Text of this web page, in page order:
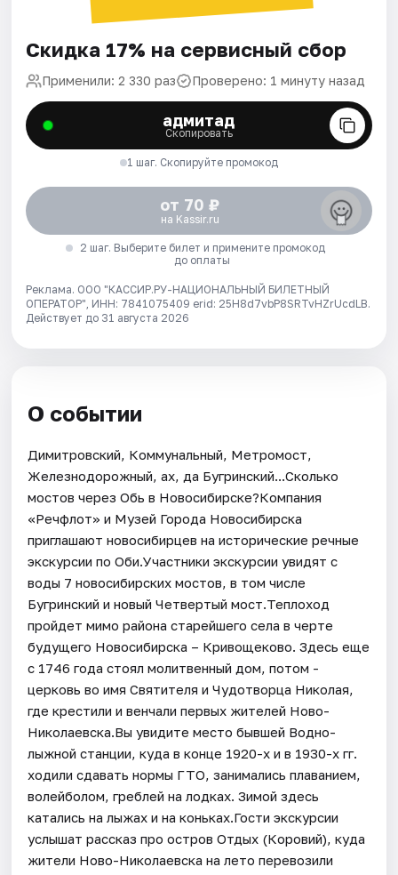
Скидка 17% на сервисный сбор
Применили: 2 330 раз Проверено: 1 минуту назад
адмитад
Скопировать
1 шаг. Скопируйте промокод
от 70 ₽
на Kassir.ru
2 шаг. Выберите билет и примените промокод
до оплаты
Реклама. ООО "КАССИР.РУ-НАЦИОНАЛЬНЫЙ БИЛЕТНЫЙ
ОПЕРАТОР", ИНН: 7841075409 erid: 25H8d7vbP8SRTvHZrUcdLB.
Действует до 31 августа 2026
О событии
Димитровский, Коммунальный, Метромост,
Железнодорожный, ах, да Бугринский...Сколько
мостов через Обь в Новосибирске?Компания
«Речфлот» и Музей Города Новосибирска
приглашают новосибирцев на исторические речные
экскурсии по Оби.Участники экскурсии увидят с
воды 7 новосибирских мостов, в том числе
Бугринский и новый Четвертый мост.Теплоход
пройдет мимо района старейшего села в черте
будущего Новосибирска – Кривощеково. Здесь еще
с 1746 года стоял молитвенный дом, потом -
церковь во имя Святителя и Чудотворца Николая,
где крестили и венчали первых жителей Ново-
Николаевска.Вы увидите место бывшей Водно-
лыжной станции, куда в конце 1920-х и в 1930-х гг.
ходили сдавать нормы ГТО, занимались плаванием,
волейболом, греблей на лодках. Зимой здесь
катались на лыжах и на коньках.​Гости экскурсии
услышат рассказ про остров Отдых (Коровий), куда
жители Ново-Николаевска на лето перевозили